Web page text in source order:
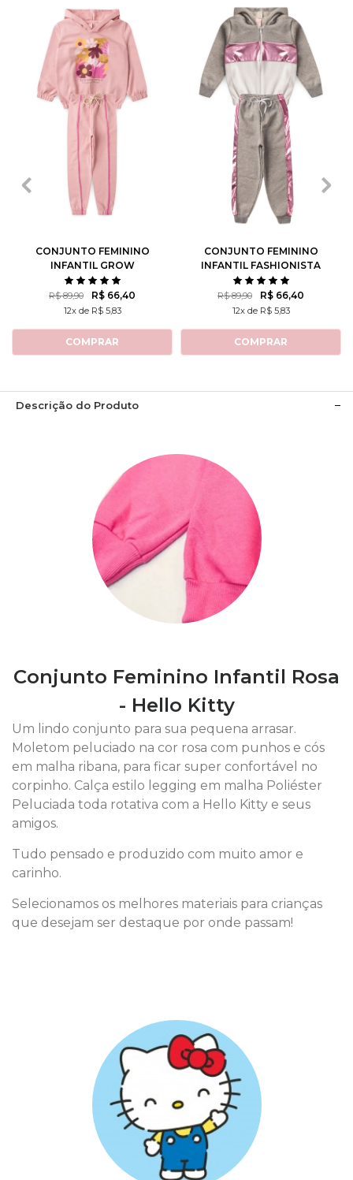
2 4
CONJUNTO FEMININO
INFANTIL GROW
POSITIVE THOUGHTS
R$ 89,90 R$ 66,40
12x de R$ 5,83
COMPRAR
3 4 6 8
10 14
CONJUNTO FEMININO
INFANTIL FASHIONISTA
R$ 89,90 R$ 66,40
12x de R$ 5,83
COMPRAR
Descrição do Produto
Conjunto Feminino Infantil Rosa
- Hello Kitty
Um lindo conjunto para sua pequena arrasar.
Moletom peluciado na cor rosa com punhos e cós
em malha ribana, para ficar super confortável no
corpinho. Calça estilo legging em malha Poliéster
Peluciada toda rotativa com a Hello Kitty e seus
amigos.
Tudo pensado e produzido com muito amor e
carinho.
Selecionamos os melhores materiais para crianças
que desejam ser destaque por onde passam!